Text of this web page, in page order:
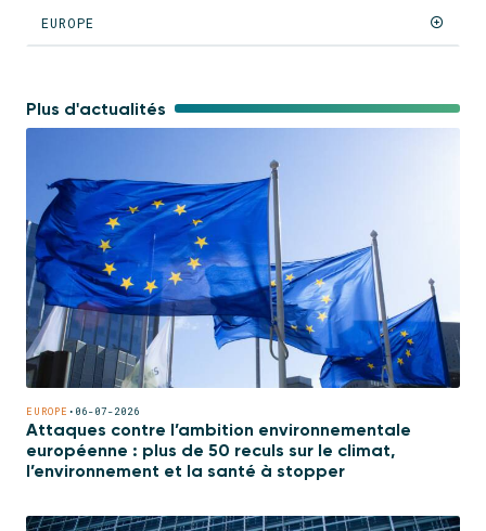
EUROPE
Plus d'actualités
EUROPE • 06-07-2026
Attaques contre l’ambition environnementale
européenne : plus de 50 reculs sur le climat,
l’environnement et la santé à stopper